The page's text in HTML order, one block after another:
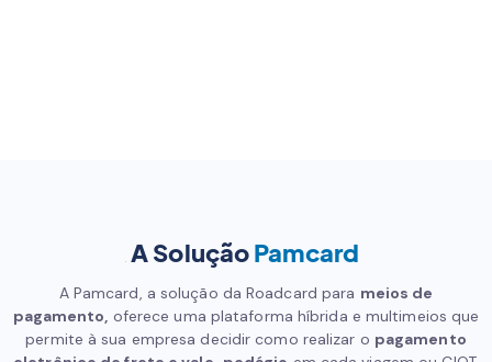
A SoluçãoPamcard
A Pamcard, a solução da Roadcard para meios de
pagamento, oferece uma plataforma híbrida e multimeios que
permite à sua empresa decidir como realizar o pagamento